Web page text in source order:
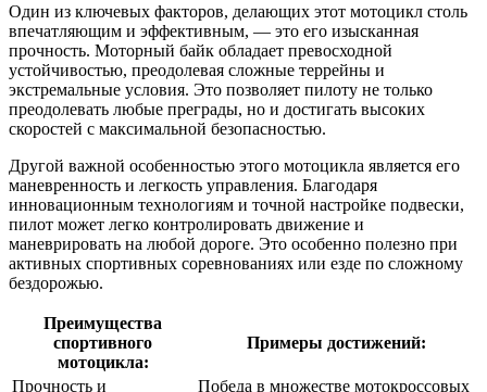
Один из ключевых факторов, делающих этот мотоцикл столь
впечатляющим и эффективным, — это его изысканная
прочность. Моторный байк обладает превосходной
устойчивостью, преодолевая сложные террейны и
экстремальные условия. Это позволяет пилоту не только
преодолевать любые преграды, но и достигать высоких
скоростей с максимальной безопасностью.
Другой важной особенностью этого мотоцикла является его
маневренность и легкость управления. Благодаря
инновационным технологиям и точной настройке подвески,
пилот может легко контролировать движение и
маневрировать на любой дороге. Это особенно полезно при
активных спортивных соревнованиях или езде по сложному
бездорожью.
Преимущества
спортивного
мотоцикла:
Примеры достижений:
Прочность и Победа в множестве мотокроссовых